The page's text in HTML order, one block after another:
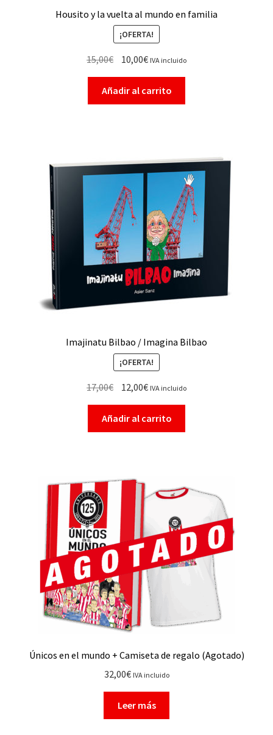
Housito y la vuelta al mundo en familia
¡OFERTA!
15,00€ 10,00€ IVA incluido
Añadir al carrito
Imajinatu Bilbao / Imagina Bilbao
¡OFERTA!
17,00€ 12,00€ IVA incluido
Añadir al carrito
Únicos en el mundo + Camiseta de regalo (Agotado)
32,00€ IVA incluido
Leer más